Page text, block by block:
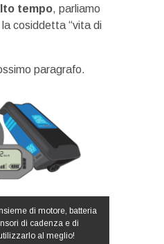
tempo, parliamo
cosiddetta “vita di
paragrafo.
di motore, batteria
di cadenza e di
al meglio!